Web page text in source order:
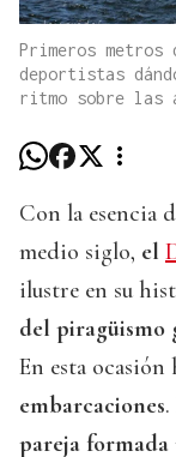
Primeros
deportistas
ritmo sobre
Con la esencia
medio siglo, el
ilustre en su
del piragüismo
En esta ocasión
embarcaciones
pareja formada